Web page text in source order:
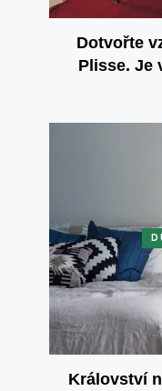
Dotvořte
Plisse. Je
Království